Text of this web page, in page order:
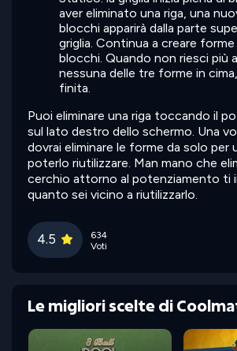
aver eliminato una riga, una
blocchi apparirà dalla parte
griglia. Continua a creare
blocchi. Quando non riesci più
nessuna delle tre forme in
finita.
Puoi eliminare una riga toccando il
sul lato destro dello schermo. Una
dovrai eliminare le forme da solo per
poterlo riutilizzare. Man mano che
cerchio attorno al potenziamento ti
quanto sei vicino a riutilizzarlo.
4.5
634
Voti
Le migliori scelte di